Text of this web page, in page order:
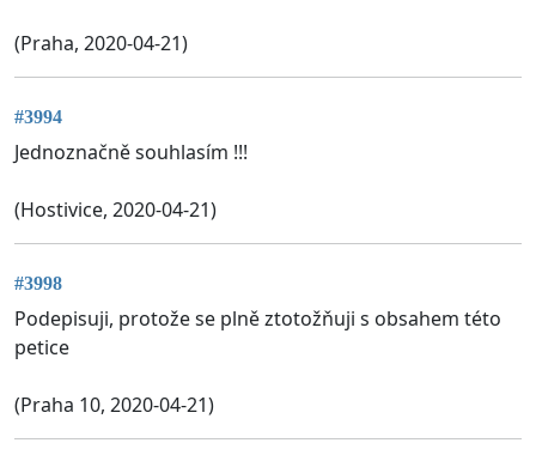
(Praha, 2020-04-21)
#3994
Jednoznačně souhlasím !!!
(Hostivice, 2020-04-21)
#3998
Podepisuji, protože se plně ztotožňuji s obsahem této
petice
(Praha 10, 2020-04-21)